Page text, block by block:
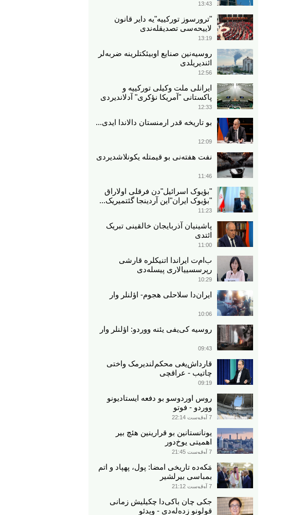
13:43
"ترورسوز تورکییه"یه دایر قانون
لاییحه‌سی تصدیقله‌ندی
13:19
روسیه‌نین صنایع اوبیئکتلرینه ضربه‌لر
ائندیریلدی
12:56
ایرانلی ملت وکیلی تورکییه و
پاکستانی "آمریکا نؤکری" آدلاندیردی
12:33
بو تاریخه قدر ارمنستان دالاندا ایدی...
12:09
نفت هفته‌نی بو قیمتله یکونلاشدیردی
11:46
"بؤیوک اسرائیل"دن فرقلی اولاراق
"بؤیوک ایران"این آردینجا گئتمیریک...
11:23
پاشینیان آذربایجان خالقینی تبریک
ائتدی
11:00
ب‌ام‌ت ایراندا اتنیکلره قارشی
رپرسسییالاری پیسله‌دی
10:29
ایران‌دا سلاحلی هجوم- اؤلنلر وار
10:06
روسیه کی‌یفی یئنه ووردو: اؤلنلر وار
09:43
قارداش‌یغی محکم‌لندیرمک واختی
چاتیب - عراقچی
09:19
روس اوردوسو بو دفعه ایستادیونو
ووردو - فوتو
7 آوقوست 22:14
یونانستانین بو قرارینین هئچ بیر
اهمیتی یوخ‌دور
7 آوقوست 21:45
مَکه‌ده تاریخی امضا: پول، پهپاد و اتم
بمباسی بیرلشیر
7 آوقوست 21:12
جکی چان باکی‌دا چکیلیش زمانی
قولونو زده‌له‌دی - ویدئو